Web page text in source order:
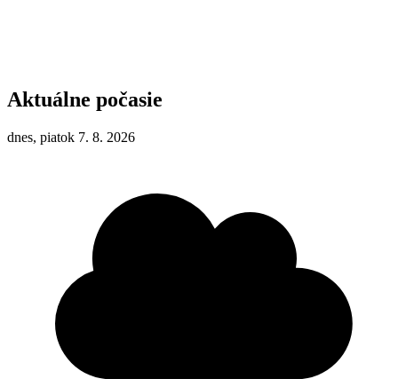
Aktuálne počasie
dnes, piatok 7. 8. 2026